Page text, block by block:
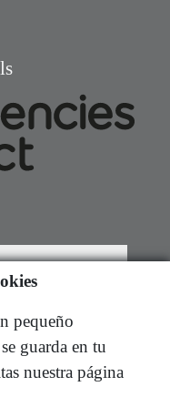
de uso y
pequeño
guarda en tu
nuestra página